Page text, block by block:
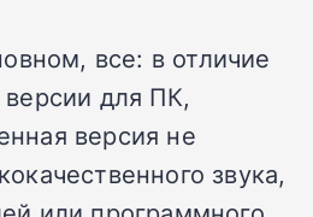
все: в отличие
для ПК,
версия не
звука,